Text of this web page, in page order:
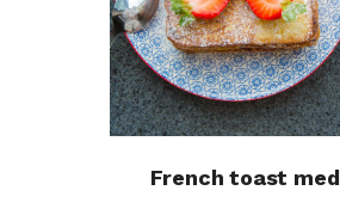
French toast